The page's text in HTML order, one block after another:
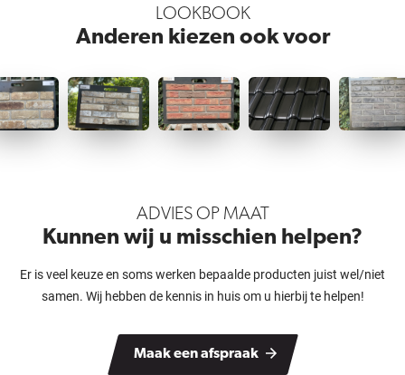
LOOKBOOK
Anderen kiezen ook voor
ADVIES OP MAAT
Kunnen wij u misschien helpen?
Er is veel keuze en soms werken bepaalde producten juist wel/niet
samen. Wij hebben de kennis in huis om u hierbij te helpen!
Maak een afspraak